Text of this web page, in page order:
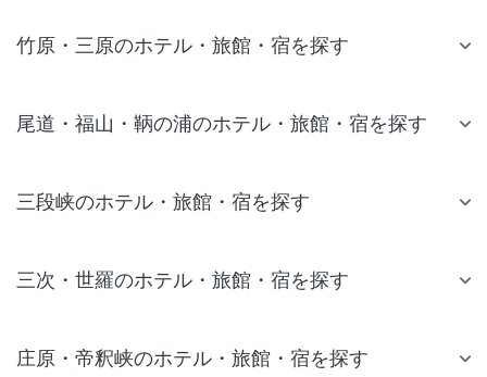
竹原・三原のホテル・旅館・宿を探す
尾道・福山・鞆の浦のホテル・旅館・宿を探す
三段峡のホテル・旅館・宿を探す
三次・世羅のホテル・旅館・宿を探す
庄原・帝釈峡のホテル・旅館・宿を探す